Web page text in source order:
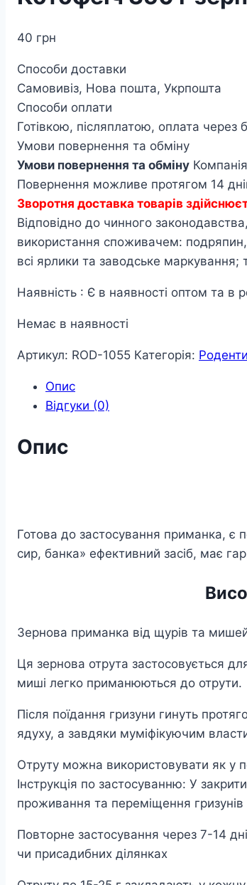
40 грн
Способи доставки
Самовивіз, Нова пошта, Укрпошта
Способи оплати
Готівкою, післяплатою, оплата через
Умови повернення та обміну
Умови повернення та обміну
Повернення можливе протягом 14
Зворотня доставка товарів
Відповідно до чинного
використання споживачем:
всі ярлики та заводське маркування;
Наявність : Є в наявності оптом та в
Немає в наявності
Артикул: ROD-1055 Категорія:
Опис
Відгуки (0)
Опис
Готова до застосування приманка, є
сир, банка» ефективний засіб, має
Зернова приманка від щурів та
Ця зернова отрута застосовується
миші легко приманюються до отрути.
Після поїдання гризуни гинуть
ядуху, а завдяки муміфікуючим
Отруту можна використовувати як у
Інструкція по застосуванню: У
проживання та переміщення гризунів
Повторне застосування через 7-14
чи присадибних ділянках